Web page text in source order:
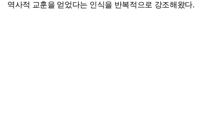
역사적 교훈을 얻었다는 인식을 반복적으로 강조해왔다.